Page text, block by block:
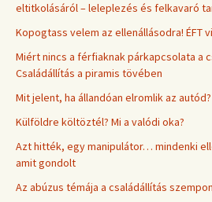
eltitkolásáról – leleplezés és felkavaró
Kopogtass velem az ellenállásodra! ÉFT
Miért nincs a férfiaknak párkapcsolata a
Családállítás a piramis tövében
Mit jelent, ha állandóan elromlik az autód?
Külföldre költöztél? Mi a valódi oka?
Azt hitték, egy manipulátor… mindenki
amit gondolt
Az abúzus témája a családállítás